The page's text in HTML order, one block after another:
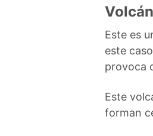
Este es
este
provoca
Este
forman